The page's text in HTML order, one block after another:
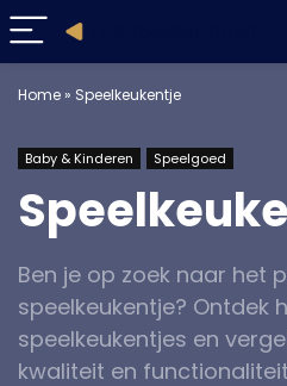
Home» Speelkeukentje
Baby & Kinderen Speelgoed
Ben je op zoek naar het
speelkeukentje? Ontdek
speelkeukentjes en
kwaliteit en